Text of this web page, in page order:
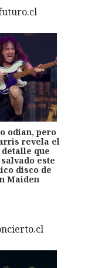
odian, pero
revela el
que
este
disco de
Maiden